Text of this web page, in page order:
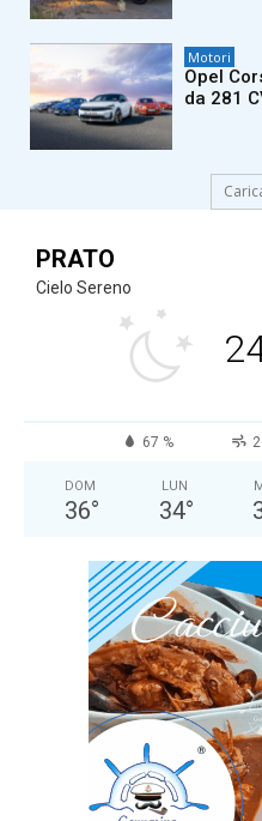
Motori
Opel
da 281
PRATO
Cielo Sereno
67 %
DOM
36°
LUN
34°